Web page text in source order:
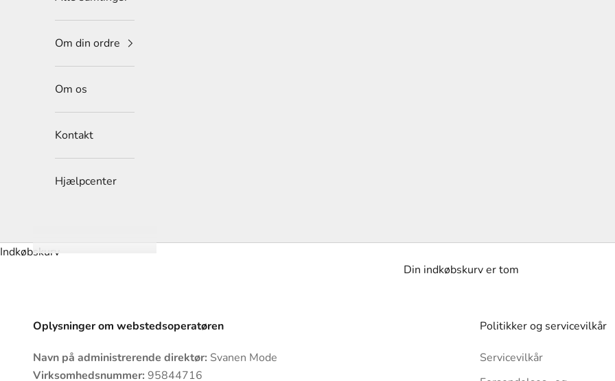
Om din ordre
Om os
Kontakt
Hjælpcenter
Indkøbskurv
Din indkøbskurv er tom
Oplysninger om webstedsoperatøren
Navn på administrerende direktør: Svanen Mode
Virksomhedsnummer: 95844716
Politikker og servicevilkår
Servicevilkår